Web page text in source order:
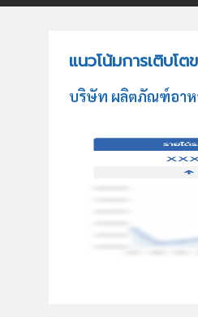
แนวโน้มการเติบโ
บริษัท ผลิตภัณฑ์อาหา